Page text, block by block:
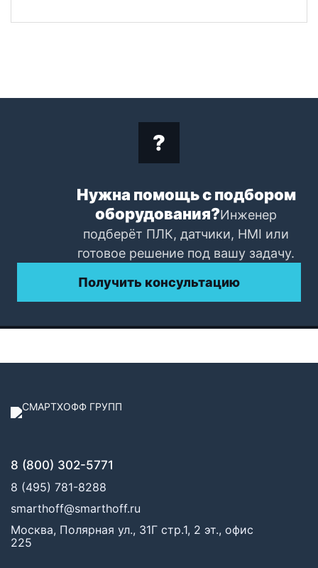
Нужна помощь с подбором
оборудования?Инженер
подберёт ПЛК, датчики, HMI или
готовое решение под вашу задачу.
Получить консультацию
8 (800) 302-5771
8 (495) 781-8288
smarthoff@smarthoff.ru
Москва, Полярная ул., 31Г стр.1, 2 эт., офис
225